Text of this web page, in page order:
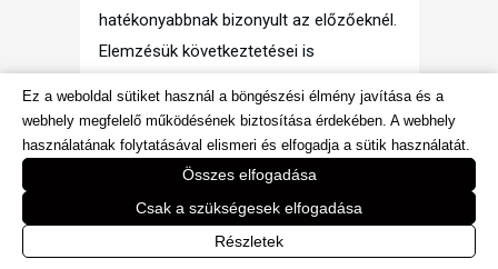
hatékonyabbnak bizonyult az előzőeknél.
Elemzésük következtetései is
élelmiszerjelölés okos
használata, a tájékozott fogyasztói
döntés fontos alapeleme egy
kiegyensúlyozott étrend
megvalósításának..
Ez a weboldal sütiket használ a böngészési élmény javítása és a
webhely megfelelő működésének biztosítása érdekében. A webhely
használatának folytatásával elismeri és elfogadja a sütik használatát.
Összes elfogadása
Csak a szükségesek elfogadása
Részletek